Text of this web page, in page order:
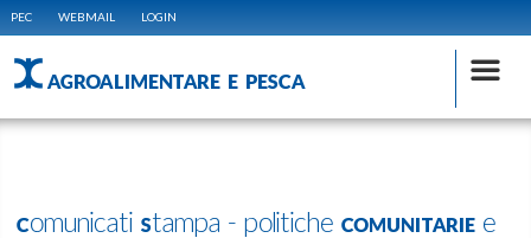
PEC WEBMAIL LOGIN
AGROALIMENTARE E PESCA
Comunicati Stampa - politiche COMUNITARIE e